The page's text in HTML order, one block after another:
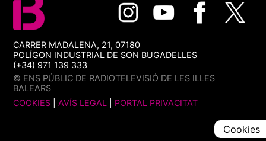
CARRER MADALENA, 21, 07180
POLÍGON INDUSTRIAL DE SON BUGADELLES
(+34) 971 139 333
© ENS PÚBLIC DE RADIOTELEVISIÓ DE LES ILLES
BALEARS
COOKIES |AVÍS LEGAL PORTAL PRIVACITAT
Cookies